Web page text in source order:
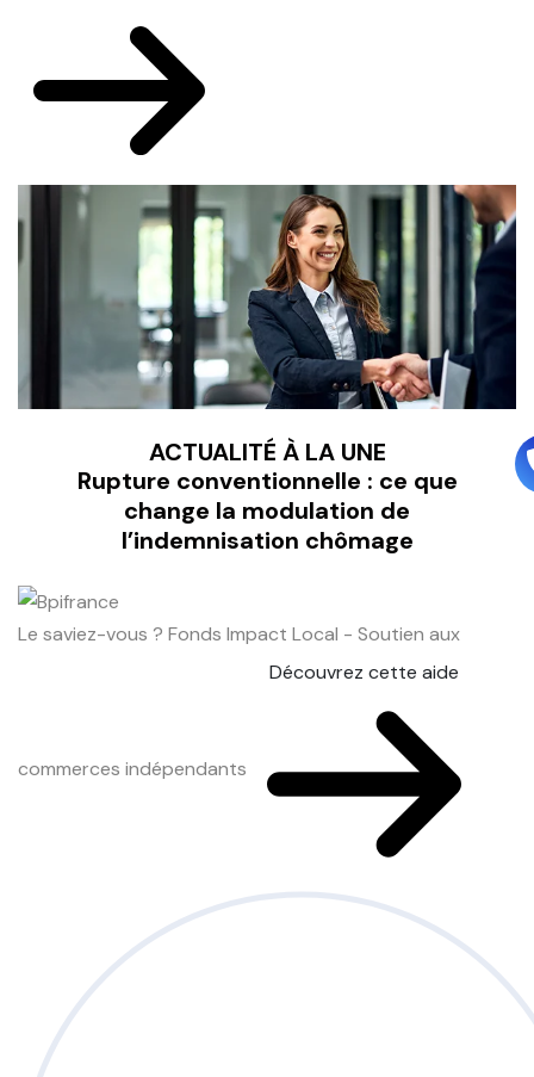
ACTUALITÉ À LA UNE
Rupture conventionnelle : ce que
change la modulation de
l’indemnisation chômage
Le saviez-vous ? Fonds Impact Local - Soutien aux
commerces indépendants
Découvrez cette aide